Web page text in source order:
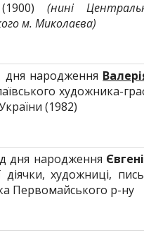
(1900) (нині
м. Миколаєва)
дня народження
художника-
(1982)
дня народження
діячки, художниці,
Первомайського р-ну